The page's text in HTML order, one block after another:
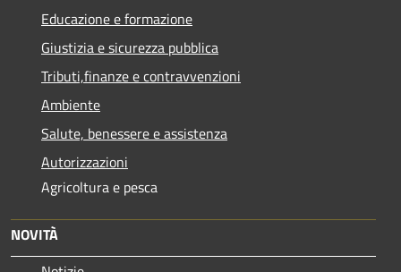
Educazione e formazione
Giustizia e sicurezza pubblica
Tributi,finanze e contravvenzioni
Ambiente
Salute, benessere e assistenza
Autorizzazioni
Agricoltura e pesca
NOVITÀ